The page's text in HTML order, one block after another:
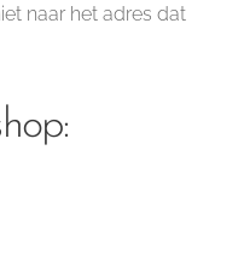
naar het adres dat